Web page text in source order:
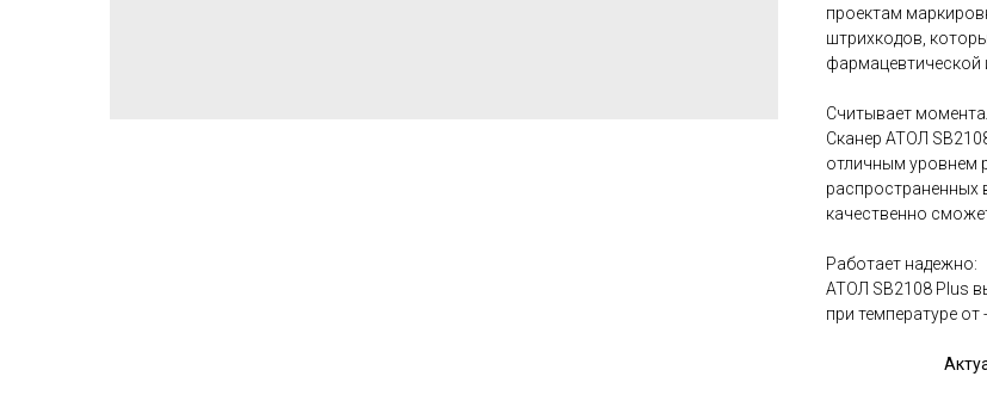
проектам
штрихкодов,
фармацевтической
Считывает
Сканер АТОЛ
отличным уровнем
распространенных
качественно
Работает надежно:
АТОЛ SB2108 Plus
при температуре от